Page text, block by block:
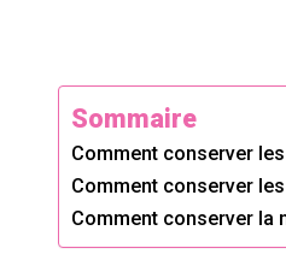
Sommaire
Comment conserver
Comment conserver
Comment conserver la